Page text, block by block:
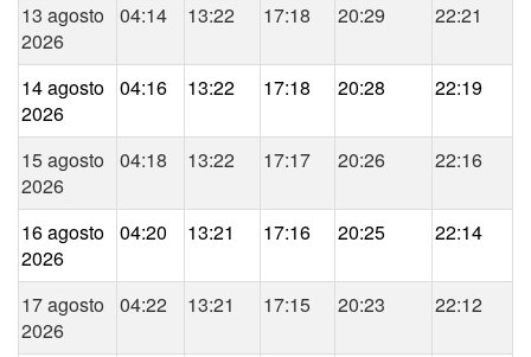
13 agosto
2026
04:14 13:22 17:18 20:29 22:21
14 agosto
2026
04:16 13:22 17:18 20:28 22:19
15 agosto
2026
04:18 13:22 17:17 20:26 22:16
16 agosto
2026
04:20 13:21 17:16 20:25 22:14
17 agosto
2026
04:22 13:21 17:15 20:23 22:12